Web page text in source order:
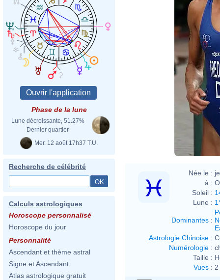
Phase de la lune
Lune décroissante, 51.27%
Dernier quartier
Mer. 12 août 17h37 T.U.
Recherche de célébrité
Calculs astrologiques
Horoscope personnalisé
Horoscope du jour
Personnalité
Ascendant et thème astral
Signe et Ascendant
Atlas astrologique gratuit
Née le :
à :
Soleil :
Lune :
Dominantes :
Astrologie Chinoise :
Numérologie :
Taille :
Vues :